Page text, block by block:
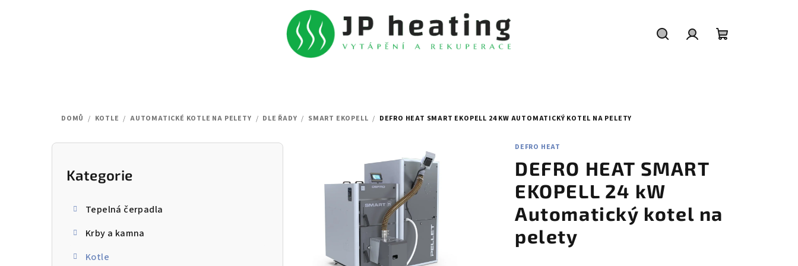
DOMŮ / KOTLE / AUTOMATICKÉ KOTLE NA PELETY / DLE ŘADY / SMART EKOPELL / DEFRO HEAT SMART EKOPELL 24 KW AUTOMATICKÝ KOTEL NA PELETY
P
Přeskočit
kategorie
Kategorie
Tepelná čerpadla
Krby a kamna
Kotle
DEFRO HEAT
DEFRO HEAT SMART
EKOPELL 24 kW
Automatický kotel na
pelety